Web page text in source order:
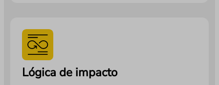
Lógica de impacto